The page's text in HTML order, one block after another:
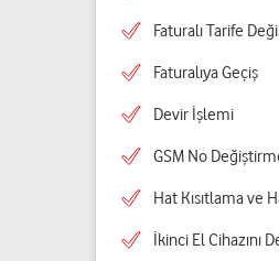
Faturalı Tarife
Faturalıya Geçiş
Devir İşlemi
GSM No
Hat Kısıtlama ve
İkinci El Cihazını